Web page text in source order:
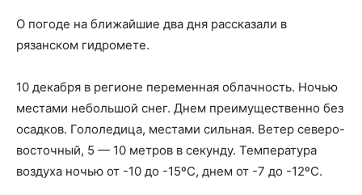
О погоде на ближайшие два дня рассказали в
рязанском гидромете.
10 декабря в регионе переменная облачность. Ночью
местами небольшой снег. Днем преимущественно без
осадков. Гололедица, местами сильная. Ветер северо-
восточный, 5 — 10 метров в секунду. Температура
воздуха ночью от -10 до -15ºС, днем от -7 до -12ºС.